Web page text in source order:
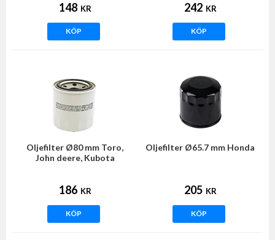
148 KR
KÖP
242 KR
KÖP
Oljefilter Ø80 mm Toro,
John deere, Kubota
186 KR
KÖP
Oljefilter Ø65.7 mm Honda
205 KR
KÖP